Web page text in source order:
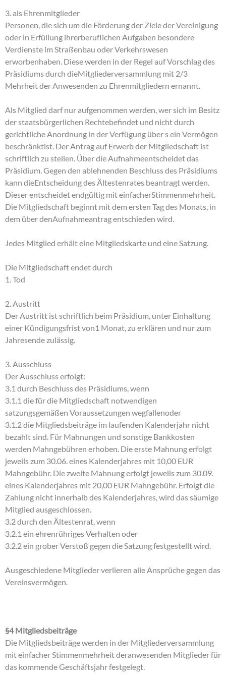
3. als Ehrenmitglieder
Personen, die sich um die Förderung der Ziele der Vereinigung
oder in Erfüllung ihrerberuflichen Aufgaben besondere
Verdienste im Straßenbau oder Verkehrswesen
erworbenhaben. Diese werden in der Regel auf Vorschlag des
Präsidiums durch dieMitgliederversammlung mit 2/3
Mehrheit der Anwesenden zu Ehrenmitgliedern ernannt.
Als Mitglied darf nur aufgenommen werden, wer sich im Besitz
der staatsbürgerlichen Rechtebefindet und nicht durch
gerichtliche Anordnung in der Verfügung über s ein Vermögen
beschränktist. Der Antrag auf Erwerb der Mitgliedschaft ist
schriftlich zu stellen. Über die Aufnahmeentscheidet das
Präsidium. Gegen den ablehnenden Beschluss des Präsidiums
kann dieEntscheidung des Ältestenrates beantragt werden.
Dieser entscheidet endgültig mit einfacherStimmenmehrheit.
Die Mitgliedschaft beginnt mit dem ersten Tag des Monats, in
dem über denAufnahmeantrag entschieden wird.
Jedes Mitglied erhält eine Mitgliedskarte und eine Satzung.
Die Mitgliedschaft endet durch
1. Tod
2. Austritt
Der Austritt ist schriftlich beim Präsidium, unter Einhaltung
einer Kündigungsfrist von1 Monat, zu erklären und nur zum
Jahresende zulässig.
3. Ausschluss
Der Ausschluss erfolgt:
3.1 durch Beschluss des Präsidiums, wenn
3.1.1 die für die Mitgliedschaft notwendigen
satzungsgemäßen Voraussetzungen wegfallenoder
3.1.2 die Mitgliedsbeiträge im laufenden Kalenderjahr nicht
bezahlt sind. Für Mahnungen und sonstige Bankkosten
werden Mahngebühren erhoben. Die erste Mahnung erfolgt
jeweils zum 30.06. eines Kalenderjahres mit 10,00 EUR
Mahngebühr. Die zweite Mahnung erfolgt jeweils zum 30.09.
eines Kalenderjahres mit 20,00 EUR Mahngebühr. Erfolgt die
Zahlung nicht innerhalb des Kalenderjahres, wird das säumige
Mitglied ausgeschlossen.
3.2 durch den Ältestenrat, wenn
3.2.1 ein ehrenrühriges Verhalten oder
3.2.2 ein grober Verstoß gegen die Satzung festgestellt wird.
Ausgeschiedene Mitglieder verlieren alle Ansprüche gegen das
Vereinsvermögen.
§4 Mitgliedsbeiträge
Die Mitgliedsbeiträge werden in der Mitgliederversammlung
mit einfacher Stimmenmehrheit deranwesenden Mitglieder für
das kommende Geschäftsjahr festgelegt.